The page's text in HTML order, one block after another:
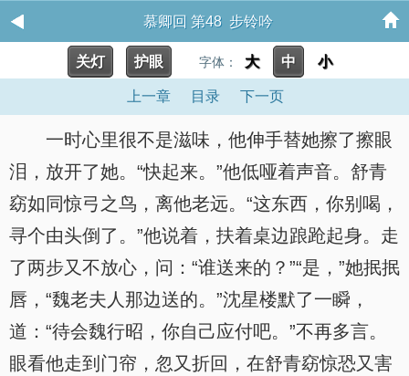
慕卿回 第48 步铃吟
关灯 护眼 字体： 大 中 小
上一章 目录 下一页
一时心里很不是滋味，他伸手替她擦了擦眼
泪，放开了她。“快起来。”他低哑着声音。舒青
窈如同惊弓之鸟，离他老远。“这东西，你别喝，
寻个由头倒了。”他说着，扶着桌边踉跄起身。走
了两步又不放心，问：“谁送来的？”“是，”她抿抿
唇，“魏老夫人那边送的。”沈星楼默了一瞬，
道：“待会魏行昭，你自己应付吧。”不再多言。
眼看他走到门帘，忽又折回，在舒青窈惊恐又害